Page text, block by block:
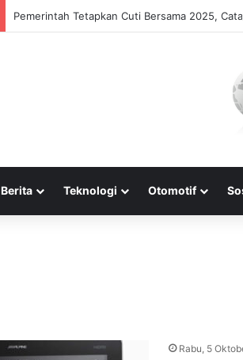
Pemerintah Tetapkan Cuti Bersama 2025,
Berita Teknologi Otomotif
Rabu, 5